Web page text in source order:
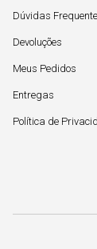
Dúvidas
Devoluções
Meus Pedidos
Entregas
Política de